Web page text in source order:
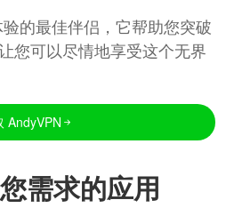
的最佳伴侣，它帮助您突破
您可以尽情地享受这个无界
AndyVPN
需求的应用